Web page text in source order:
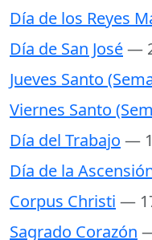
Día de los Reyes
Día de San José—
Jueves Santo
Viernes Santo
Día del Trabajo —
Día de la
Corpus Christi —
Sagrado Corazón